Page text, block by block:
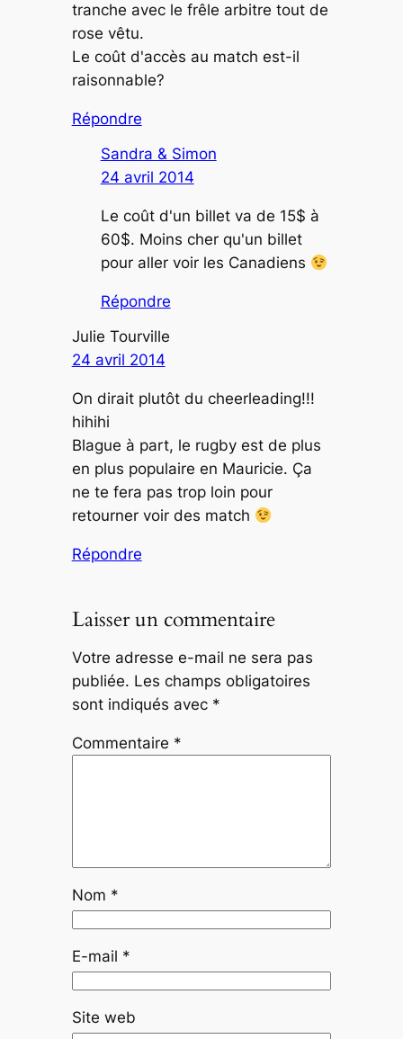
tranche avec le frêle arbitre tout de
rose vêtu.
Le coût d'accès au match est-il
raisonnable?
Répondre
Sandra & Simon
24 avril 2014
Le coût d'un billet va de 15$ à
60$. Moins cher qu'un billet
pour aller voir les Canadiens
Répondre
Julie Tourville
24 avril 2014
On dirait plutôt du cheerleading!!!
hihihi
Blague à part, le rugby est de plus
en plus populaire en Mauricie. Ça
ne te fera pas trop loin pour
retourner voir des match
Répondre
Laisser un commentaire
Votre adresse e-mail ne sera pas
publiée. Les champs obligatoires
sont indiqués avec *
Commentaire *
Nom *
E-mail *
Site web